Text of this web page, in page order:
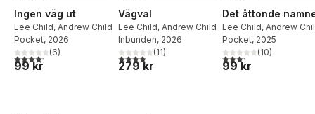
Ingen väg ut
Lee Child, Andrew Child
Pocket, 2026
4,3utav 5 stjärnor. Totalt antal röster:
(6)
99 kr
Vägval
Lee Child, Andrew Child
Inbunden, 2026
4,0utav 5 stjärnor. Totalt antal röster:
(11)
279 kr
Det åttonde
Lee Child, Andrew
Pocket, 2025
3,2utav 5 stjärnor.
(10)
99 kr